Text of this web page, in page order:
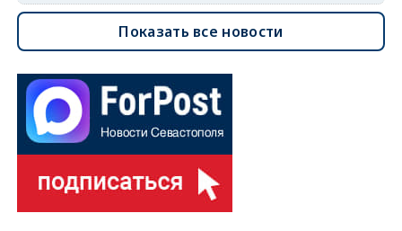
Показать все новости